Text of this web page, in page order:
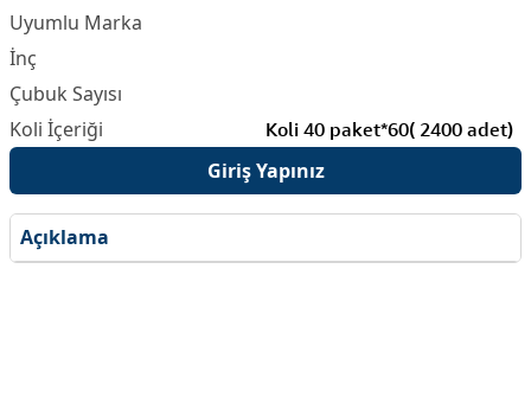
Koli 40 paket*60( 2400 adet)
Giriş Yapınız
Açıklama